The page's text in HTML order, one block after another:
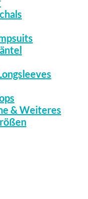
& Weiteres